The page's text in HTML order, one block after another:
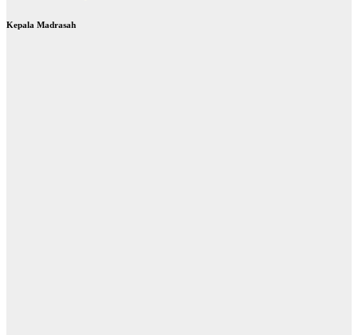
Kepala Madrasah